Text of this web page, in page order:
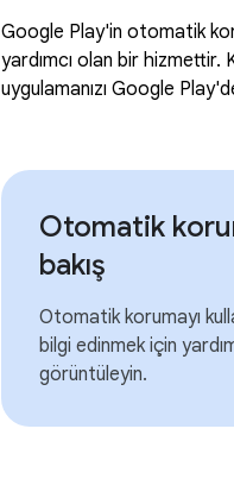
Google Play'in otomatik
yardımcı olan bir hizmettir.
uygulamanızı Google
Otomatik
bakış
Otomatik korumayı
bilgi edinmek için
görüntüleyin.